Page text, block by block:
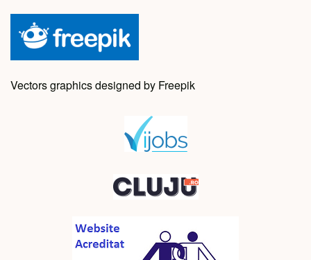
Vectors graphics designed by Freepik